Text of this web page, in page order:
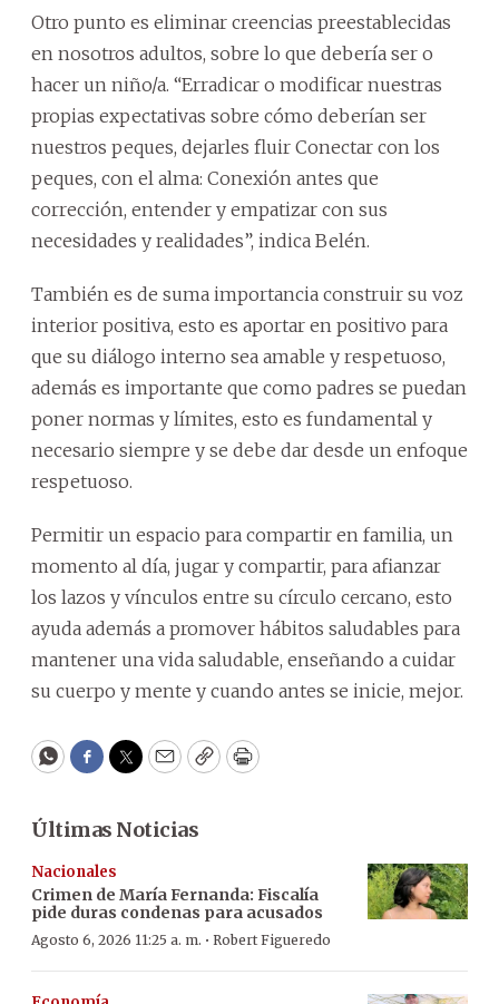
Otro punto es eliminar creencias preestablecidas
en nosotros adultos, sobre lo que debería ser o
hacer un niño/a. “Erradicar o modificar nuestras
propias expectativas sobre cómo deberían ser
nuestros peques, dejarles fluir Conectar con los
peques, con el alma: Conexión antes que
corrección, entender y empatizar con sus
necesidades y realidades”, indica Belén.
También es de suma importancia construir su voz
interior positiva, esto es aportar en positivo para
que su diálogo interno sea amable y respetuoso,
además es importante que como padres se puedan
poner normas y límites, esto es fundamental y
necesario siempre y se debe dar desde un enfoque
respetuoso.
Permitir un espacio para compartir en familia, un
momento al día, jugar y compartir, para afianzar
los lazos y vínculos entre su círculo cercano, esto
ayuda además a promover hábitos saludables para
mantener una vida saludable, enseñando a cuidar
su cuerpo y mente y cuando antes se inicie, mejor.
WhatsApp
Facebook
Twitter
EmailCopyPrint
Últimas Noticias
Nacionales
Crimen de María Fernanda: Fiscalía
pide duras condenas para acusados
Agosto 6, 2026 11:25 a. m. · Robert Figueredo